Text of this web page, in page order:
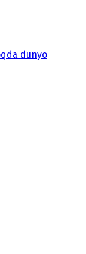
dunyo